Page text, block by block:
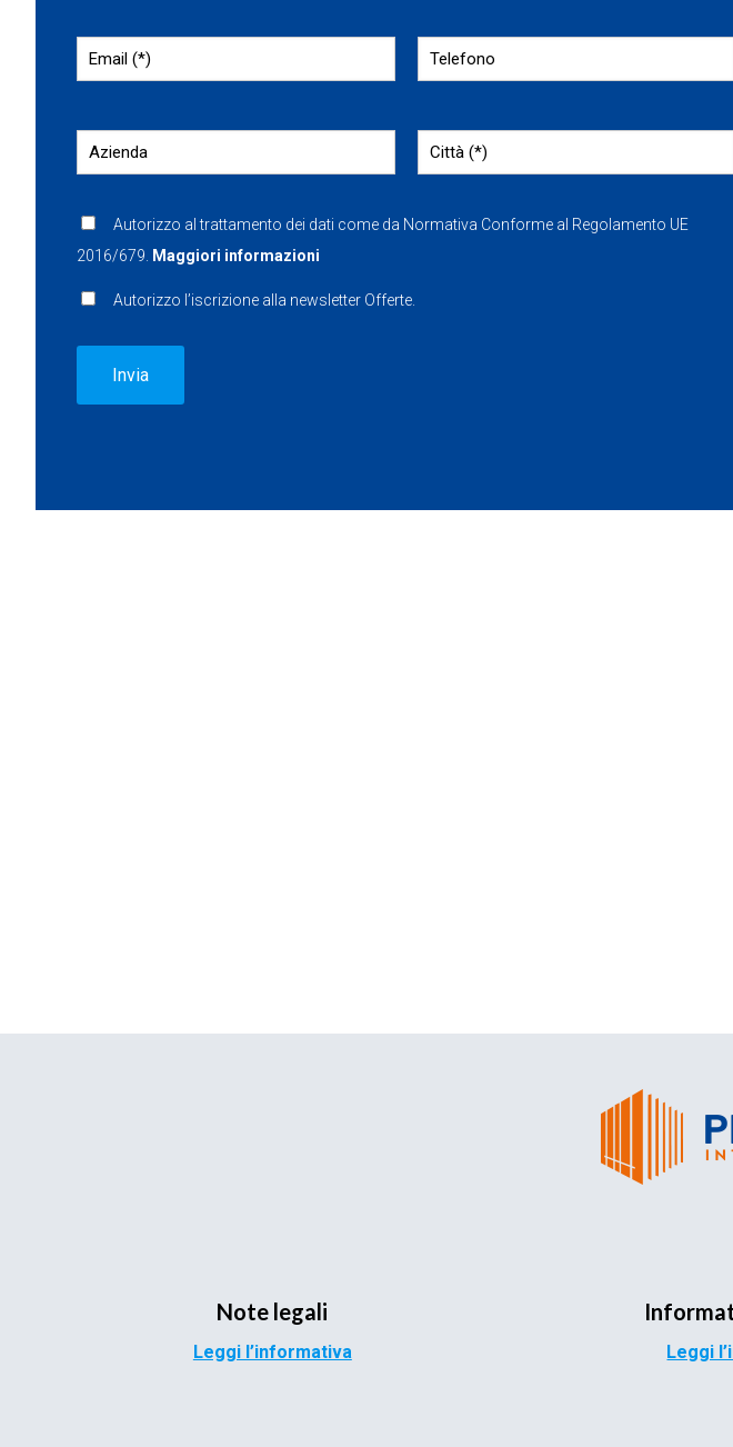
Autorizzo al trattamento dei dati come da Normativa Conforme al Regolamento UE
2016/679.
Maggiori informazioni
Autorizzo l’iscrizione alla newsletter Offerte.
Note legali
Leggi l’informativa Leggi